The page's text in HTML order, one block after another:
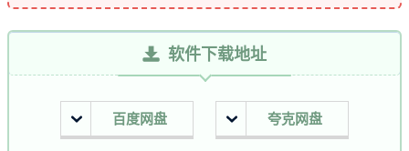
软件下载地址
百度网盘 夸克网盘